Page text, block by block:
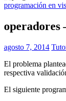
programación en
operadores
agosto 7, 2014
El problema
respectiva
El siguiente